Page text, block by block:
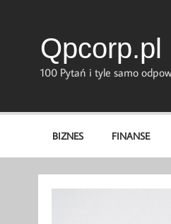
Qpcorp.pl
100 Pytań i tyle samo
BIZNES FINANSE